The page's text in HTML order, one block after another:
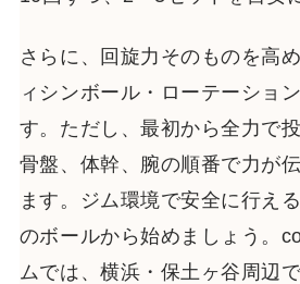
さらに、回旋力そのものを高
ィシンボール・ローテーショ
す。ただし、最初から全力で
骨盤、体幹、腕の順番で力が
ます。ジム環境で安全に行え
のボールから始めましょう。
ムでは、横浜・保土ヶ谷周辺